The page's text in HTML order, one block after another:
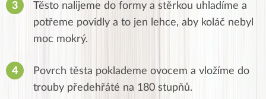
Těsto nalijeme do formy a stěrkou uhladíme a
potřeme povidly a to jen lehce, aby koláč nebyl
moc mokrý.
Povrch těsta poklademe ovocem a vložíme do
trouby předehřáté na 180 stupňů.